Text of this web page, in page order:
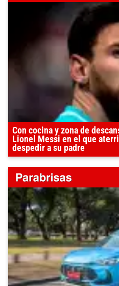
Con cocina y zona de
Lionel Messi en el que
despedir a su padre